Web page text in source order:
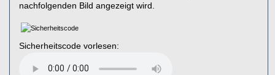
nachfolgenden Bild angezeigt wird.
Sicherheitscode vorlesen: